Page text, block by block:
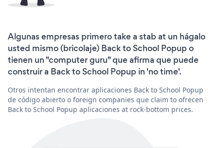
Algunas empresas primero take a stab at un hágalo
usted mismo (bricolaje) Back to School Popup o
tienen un "computer guru" que afirma que puede
construir a Back to School Popup in 'no time'.
Otros intentan encontrar aplicaciones Back to School Popup
de código abierto o foreign companies que claim to ofrecen
Back to School Popup aplicaciones at rock-bottom prices.